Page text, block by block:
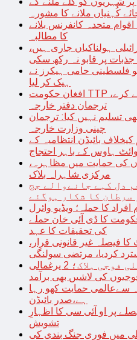
کُہنیاں ملانے کا مشورہ
متحدہ کانفرنس بلانے
کا مطالبہ
ہولناکیاں جاری ہیں،
جذبات پر قابو نہ رکھ سکی
فلسطینی حامی ہیکرز نے
ہیک کر لیا
افغان حکومت TTP قیادت کو پاکستان کے حوالے کرے،
ترجمان دفتر خارجہ
تسلیم نہیں کیا: ترجمان
چینی وزارت خارجہ
بائیڈن انتظامیہ کے
ہاوس کے باہر احتجاج
کی حمایت میں مظاہرہ،
مرکزی شاہراہ بلاک
دل کہے جانےوالے جج
سرطان کا شکار ہوگئے
افراد کا حملہ؛ ویڈیو وائرل
کا ڈی آئی خان حملے
کی تحقیقات کا عہد
فیصلہ غیر قانونی قرار،
کردیا، مرتضی سولنگی
غزہ میں مزید 10 اسرائیلی فوجی ہلاک؛ 2 یرغمالی
کی لاشیں بھی برآمد
سےعالمی حمایت کھو رہا
ہے،صدر بائیڈن
پر او آئی سی کا اظہارِ
تشویش
میں فوری جنگ بندی کی